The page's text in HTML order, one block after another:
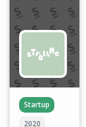
Startup
2020